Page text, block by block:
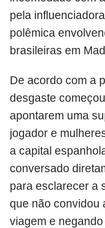
pela
polêmica
brasileiras em
De acordo com a
desgaste
apontarem uma
jogador e
a capital
conversado
para esclarecer a
que não convidou
viagem e